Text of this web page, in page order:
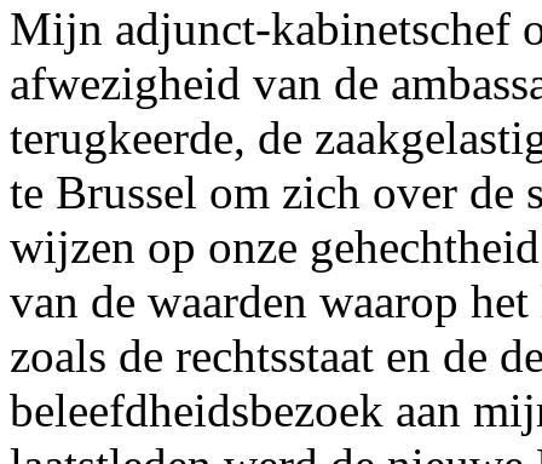
Mijn adjunct-
afwezigheid van de
terugkeerde, de
te Brussel om zich over de
wijzen op onze
van de waarden waarop
zoals de rechtsstaat en de
beleefdheidsbezoek aan